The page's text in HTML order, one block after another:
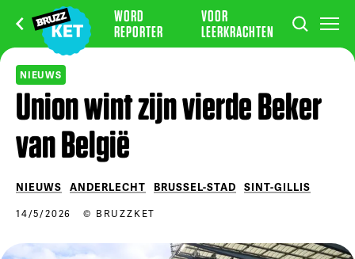
WORD
REPORTER
VOOR
LEERKRACHTEN
NIEUWS
Union wint zijn vierde Beker
van België
NIEUWS ANDERLECHT BRUSSEL-STAD SINT-GILLIS
14/5/2026 © BRUZZKET